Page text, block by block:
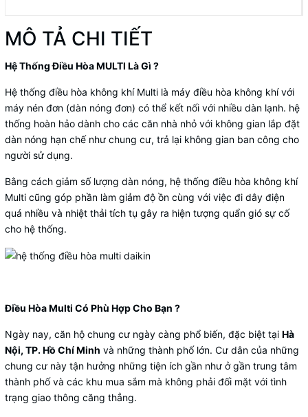
MÔ TẢ CHI TIẾT
Hệ Thống Điều Hòa MULTI Là Gì ?
Hệ thống điều hòa không khí Multi là máy điều hòa không khí với
máy nén đơn (dàn nóng đơn) có thể kết nối với nhiều dàn lạnh. hệ
thống hoàn hảo dành cho các căn nhà nhỏ với không gian lắp đặt
dàn nóng hạn chế như chung cư, trả lại không gian ban công cho
người sử dụng.
Bằng cách giảm số lượng dàn nóng, hệ thống điều hòa không khí
Multi cũng góp phần làm giảm độ ồn cùng với việc đi dây điện
quá nhiều và nhiệt thải tích tụ gây ra hiện tượng quẩn gió sự cố
cho hệ thống.
Điều Hòa Multi Có Phù Hợp Cho Bạn ?
Ngày nay, căn hộ chung cư ngày càng phổ biến, đặc biệt tại Hà
Nội, TP. Hồ Chí Minh và những thành phố lớn. Cư dân của những
chung cư này tận hưởng những tiện ích gần như ở gần trung tâm
thành phố và các khu mua sắm mà không phải đối mặt với tình
trạng giao thông căng thẳng.